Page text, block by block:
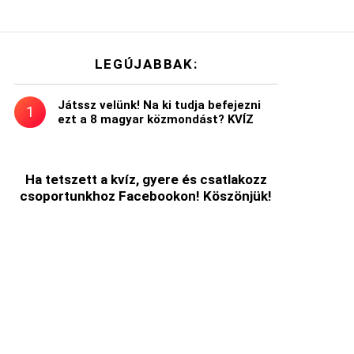
LEGÚJABBAK:
Játssz velünk! Na ki tudja befejezni
ezt a 8 magyar közmondást? KVÍZ
Ha tetszett a kvíz, gyere és csatlakozz
csoportunkhoz Facebookon! Köszönjük!